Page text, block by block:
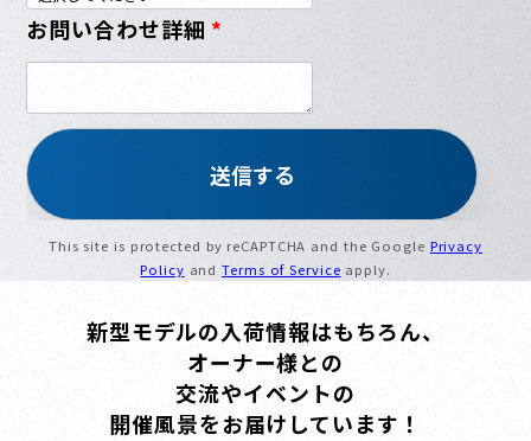
お問い合わせ詳細 *
This site is protected by reCAPTCHA and the Google Privacy
Policy andTerms of Service apply.
新型モデルの入荷情報はもちろん、
オーナー様との
交流やイベントの
開催風景をお届けしています！